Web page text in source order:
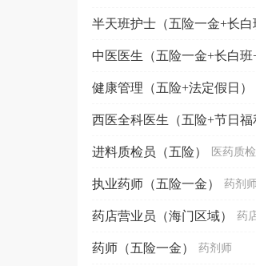
半天班护士（五险一金+长白
健康管理（五险+法定假日）
西医全科医生（五险+节日福
进料质检员（五险） 医药质检
执业药师（五险一金） 药剂师
药店营业员（海门区域） 药
药师（五险一金） 药剂师